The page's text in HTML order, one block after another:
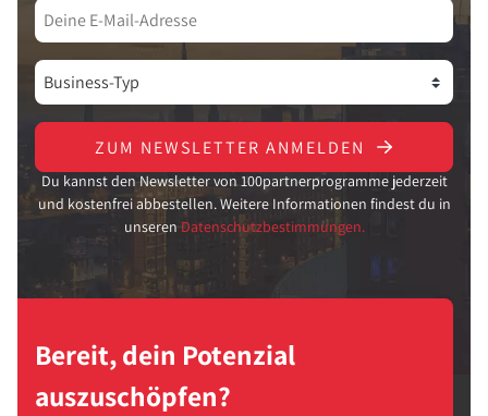
ZUM NEWSLETTER ANMELDEN
Du kannst den Newsletter von 100partnerprogramme jederzeit
und kostenfrei abbestellen. Weitere Informationen findest du in
unseren Datenschutzbestimmungen.
Bereit, dein Potenzial
auszuschöpfen?